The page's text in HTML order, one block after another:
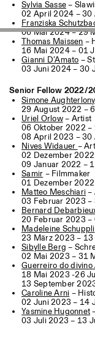
Sylvia Sasse–
02 April 2024 – 30
Franziska
06 Mai 2024 – 29
Thomas Maissen –
16 Mai 2024 – 01
Gianni D’Amato –
03 Juni 2024 – 30
Senior Fellow 2022/
Simone Aughterlony
29 August 2022 –
Uriel Orlow– Artist
06 Oktober 2022
08 April 2023 – 30
Nives Widauer –
02 Dezember
09 Januar 2022 –
Samir – Filmmaker
01 Dezember
Matteo Meschiari–
03 Februar 2023 –
Bernard
20 Februar 2023 –
Madeleine Schuppli
23 März 2023 –
Sibylle Berg –
02 Mai 2023 – 31
Guerreiro do divino
18 Mai 2023 -26
13 September
Caroline Arni –
02 Juni 2023 – 14
Yasmine Hugonnet
03 Juli 2023 – 13